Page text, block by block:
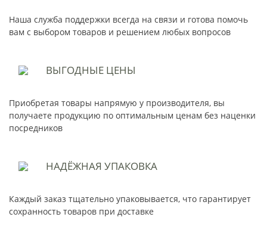
Наша служба поддержки всегда на связи и готова помочь
вам с выбором товаров и решением любых вопросов
ВЫГОДНЫЕ ЦЕНЫ
Приобретая товары напрямую у производителя, вы
получаете продукцию по оптимальным ценам без наценки
посредников
НАДЁЖНАЯ УПАКОВКА
Каждый заказ тщательно упаковывается, что гарантирует
сохранность товаров при доставке